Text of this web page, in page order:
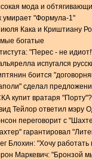
мода и
умирает "Формула-1"
Кака и Криштиану
богатые
"Перес - не
испугался
боится
сделал
купит вратаря "Порту"?
Тейлор ответил мэру
переговорит с
гарантировал
Блохин: "Хочу работать
Маркевич: "Бронзой